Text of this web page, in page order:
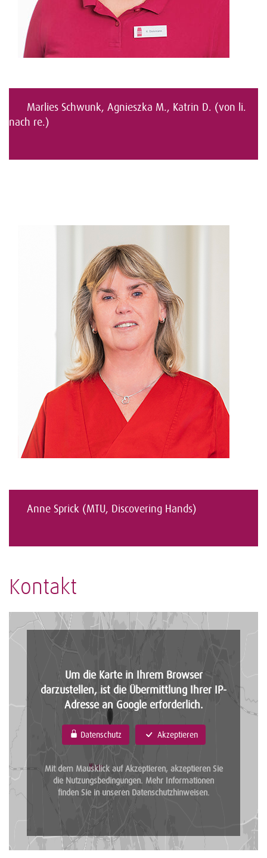
Marlies Schwunk, Agnieszka M., Katrin D. (von li.
nach re.)
Anne Sprick (MTU, Discovering Hands)
Kontakt
Um die Karte in Ihrem Browser
darzustellen, ist die Übermittlung Ihrer IP-
Adresse an Google erforderlich.
Datenschutz Akzeptieren
Mit dem Mausklick auf Akzeptieren, akzeptieren Sie
die Nutzungsbedingungen. Mehr Informationen
finden Sie in unseren Datenschutzhinweisen.